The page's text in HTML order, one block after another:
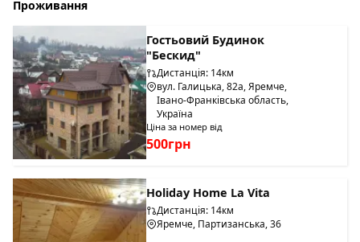
Проживання
Гостьовий Будинок
"Бескид"
Дистанція: 14км
вул. Галицька, 82а, Яремче,
Івано-Франківська область,
Україна
Ціна за номер від
500грн
Holiday Home La Vіta
Дистанція: 14км
Яремче, Партизанська, 36